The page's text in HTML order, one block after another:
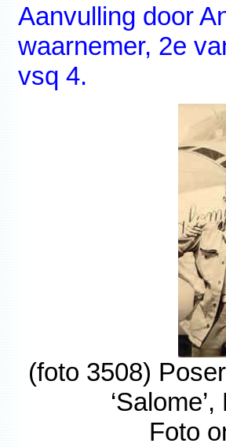
Aanvulling door
waarnemer, 2e
vsq 4.
(foto 3508)
Foto